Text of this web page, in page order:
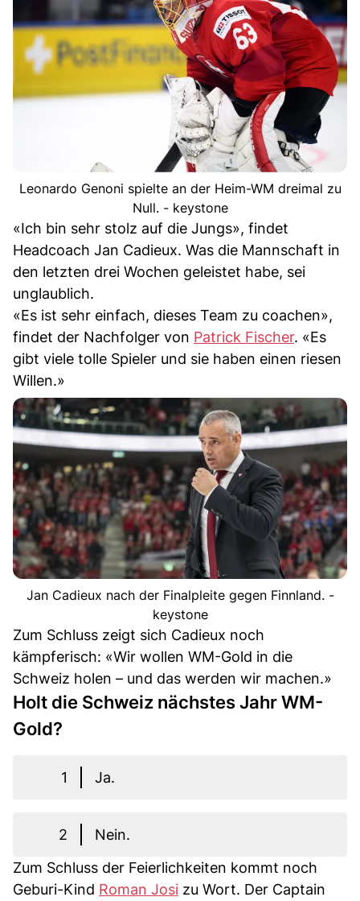
Leonardo Genoni spielte an der Heim-WM dreimal zu
Null. - keystone
«Ich bin sehr stolz auf die Jungs», findet
Headcoach Jan Cadieux. Was die Mannschaft in
den letzten drei Wochen geleistet habe, sei
unglaublich.
«Es ist sehr einfach, dieses Team zu coachen»,
findet der Nachfolger von Patrick Fischer. «Es
gibt viele tolle Spieler und sie haben einen riesen
Willen.»
Jan Cadieux nach der Finalpleite gegen Finnland. -
keystone
Zum Schluss zeigt sich Cadieux noch
kämpferisch: «Wir wollen WM-Gold in die
Schweiz holen – und das werden wir machen.»
Holt die Schweiz nächstes Jahr WM-
Gold?
1 Ja.
2
Nein.
Zum Schluss der Feierlichkeiten kommt noch
Geburi-Kind Roman Josi zu Wort. Der Captain